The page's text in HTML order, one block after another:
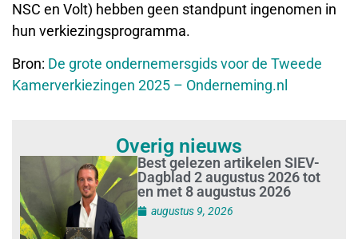
NSC en Volt) hebben geen standpunt ingenomen in
hun verkiezingsprogramma.
Bron: De grote ondernemersgids voor de Tweede
Kamerverkiezingen 2025 – Onderneming.nl
Overig nieuws
Best gelezen artikelen SIEV-
Dagblad 2 augustus 2026 tot
en met 8 augustus 2026
augustus 9, 2026